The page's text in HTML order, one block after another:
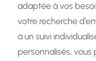
adaptée à vos
votre recherche
à un suivi
personnalisés,